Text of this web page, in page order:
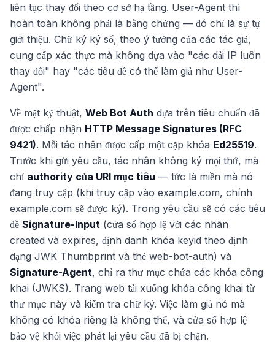
liên tục thay đổi theo cơ sở hạ tầng. User-Agent thì
hoàn toàn không phải là bằng chứng — đó chỉ là sự tự
giới thiệu. Chữ ký ký số, theo ý tưởng của các tác giả,
cung cấp xác thực mà không dựa vào "các dải IP luôn
thay đổi" hay "các tiêu đề có thể làm giả như User-
Agent".
Về mặt kỹ thuật, Web Bot Auth dựa trên tiêu chuẩn đã
được chấp nhận HTTP Message Signatures (RFC
9421). Mỗi tác nhân được cấp một cặp khóa Ed25519.
Trước khi gửi yêu cầu, tác nhân không ký mọi thứ, mà
chỉ authority của URI mục tiêu — tức là miền mà nó
đang truy cập (khi truy cập vào example.com, chính
example.com sẽ được ký). Trong yêu cầu sẽ có các tiêu
đề Signature-Input (cửa sổ hợp lệ với các nhãn
created và expires, định danh khóa keyid theo định
dạng JWK Thumbprint và thẻ web-bot-auth) và
Signature-Agent, chỉ ra thư mục chứa các khóa công
khai (JWKS). Trang web tải xuống khóa công khai từ
thư mục này và kiểm tra chữ ký. Việc làm giả nó mà
không có khóa riêng là không thể, và cửa sổ hợp lệ
bảo vệ khỏi việc phát lại yêu cầu đã bị chặn.